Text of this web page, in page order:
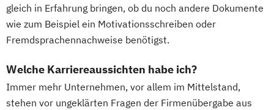
gleich in Erfahrung bringen, ob du noch andere Dokumente
wie zum Beispiel ein Motivationsschreiben oder
Fremdsprachennachweise benötigst.
Welche Karriereaussichten habe ich?
Immer mehr Unternehmen, vor allem im Mittelstand,
stehen vor ungeklärten Fragen der Firmenübergabe aus